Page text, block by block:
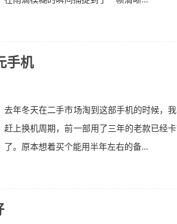
手机
去年冬天在二手市场淘到这部手机的时候，
赶上换机周期，前一部用了三年的老款已经
了。原本想着买个能用半年左右的备…